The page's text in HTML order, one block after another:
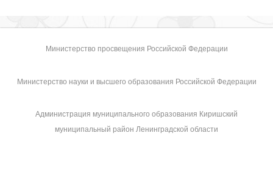
Министерство просвещения Российской Федерации
Министерство науки и высшего образования Российской Федерации
Администрация муниципального образования Киришский
муниципальный район Ленинградской области